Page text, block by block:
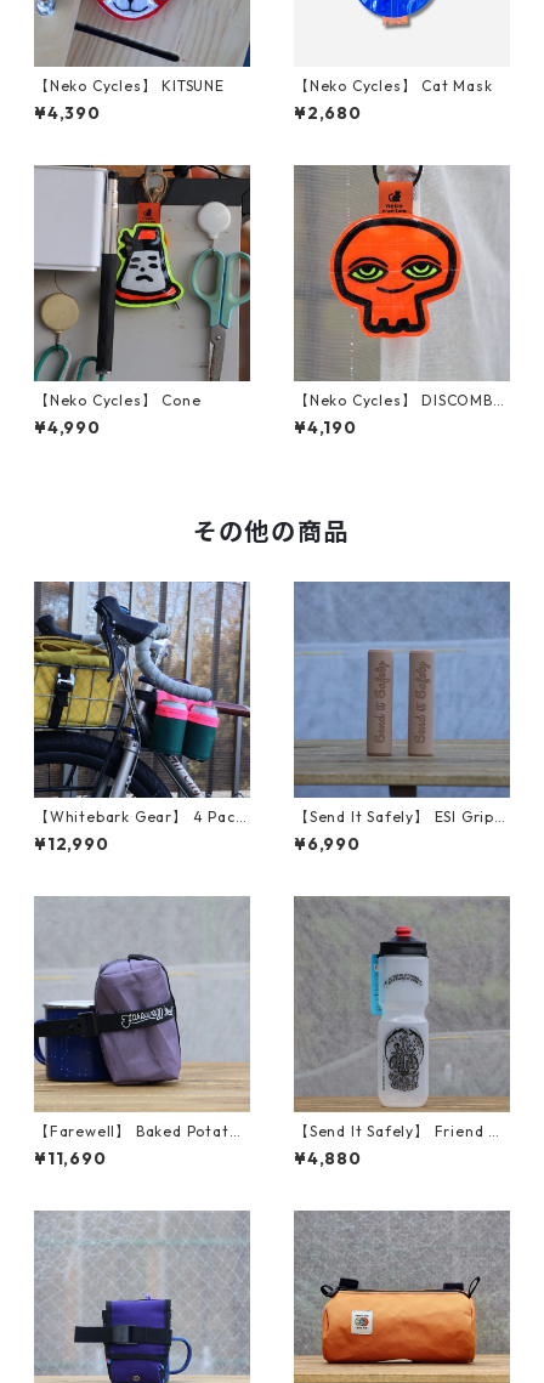
【Neko Cycles】 KITSUNE
¥4,390
【Neko Cycles】 Cat Mask
¥2,680
【Neko Cycles】 Cone
¥4,990
【Neko Cycles】 DISCOMBO
BULATED
¥4,190
その他の商品
【Whitebark Gear】 4 Pack
Bike Bag（Pink & Teal）
¥12,990
【Send It Safely】 ESI Grips
(SENDY NATL FOREST TAN)
¥6,990
【Farewell】 Baked Potato™
（Plum RX30）
¥11,690
【Send It Safely】 Friend Of
The Devil 30oz
¥4,880